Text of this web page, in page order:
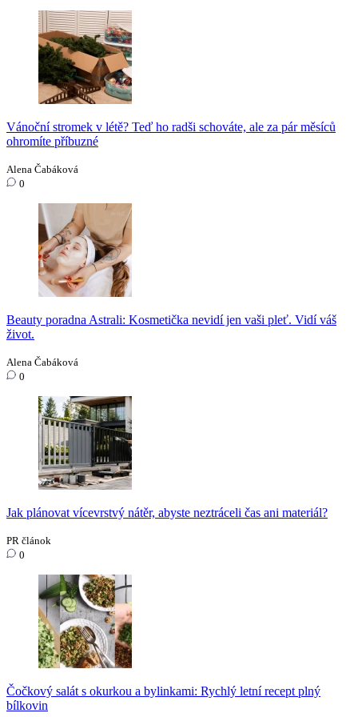
Vánoční stromek v létě? Teď ho radši schováte, ale za pár měsíců
ohromíte příbuzné
Alena Čabáková
0
Beauty poradna Astrali: Kosmetička nevidí jen vaši pleť. Vidí váš
život.
Alena Čabáková
0
Jak plánovat vícevrstvý nátěr, abyste neztráceli čas ani materiál?
PR článok
0
Čočkový salát s okurkou a bylinkami: Rychlý letní recept plný
bílkovin